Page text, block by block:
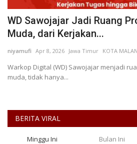
Pelanggaran
Ketertiban
Keamanan
Kejahatan
Cybers Event
WD Sawojajar Jadi Ruang
Muda, dari Kerjakan...
niyamufi Apr 8, 2026 Jawa Timur KOTA
Warkop Digital (WD) Sawojajar menjadi
muda, tidak hanya...
BERITA VIRAL
Minggu Ini Bulan Ini